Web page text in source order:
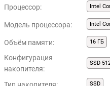
Процессор: Intel
Модель процессора: Intel
Объём памяти: 16 ГБ
Конфигурация
накопителя:
SSD
Тип накопителя: SSD